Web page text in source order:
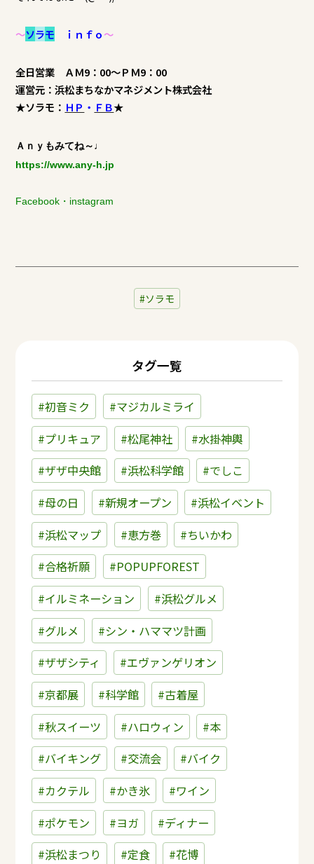
～ソラモ ｉｎｆｏ～
全日営業 ＡＭ9：00～ＰＭ9：00
運営元：浜松まちなかマネジメント株式会社
★ソラモ： ＨＰ ・ ＦＢ★
Ａｎｙもみてね～♩
https://www.any-h.jp
Facebook ・ instagram
ソラモ
タグ一覧
#初音ミク
#マジカルミライ
#プリキュア
#松尾神社
#水掛神輿
#ザザ中央館
#浜松科学館
#でしこ
#母の日
#新規オープン
#浜松イベント
#浜松マップ
#恵方巻
#ちいかわ
#合格祈願
#POPUPFOREST
#イルミネーション
#浜松グルメ
#グルメ
#シン・ハママツ計画
#ザザシティ
#エヴァンゲリオン
#京都展
#科学館
#古着屋
#秋スイーツ
#ハロウィン
#本
#バイキング
#交流会
#バイク
#カクテル
#かき氷
#ワイン
#ポケモン
#ヨガ
#ディナー
#浜松まつり
#定食
#花博